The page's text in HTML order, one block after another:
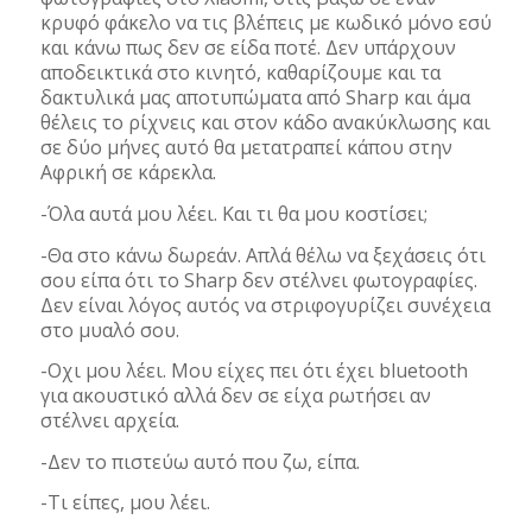
κρυφό φάκελο να τις βλέπεις με κωδικό μόνο εσύ
και κάνω πως δεν σε είδα ποτέ. Δεν υπάρχουν
αποδεικτικά στο κινητό, καθαρίζουμε και τα
δακτυλικά μας αποτυπώματα από Sharp και άμα
θέλεις το ρίχνεις και στον κάδο ανακύκλωσης και
σε δύο μήνες αυτό θα μετατραπεί κάπου στην
Αφρική σε κάρεκλα.
-Όλα αυτά μου λέει. Και τι θα μου κοστίσει;
-Θα στο κάνω δωρεάν. Απλά θέλω να ξεχάσεις ότι
σου είπα ότι το Sharp δεν στέλνει φωτογραφίες.
Δεν είναι λόγος αυτός να στριφογυρίζει συνέχεια
στο μυαλό σου.
-Οχι μου λέει. Μου είχες πει ότι έχει bluetooth
για ακουστικό αλλά δεν σε είχα ρωτήσει αν
στέλνει αρχεία.
-Δεν το πιστεύω αυτό που ζω, είπα.
-Τι είπες, μου λέει.